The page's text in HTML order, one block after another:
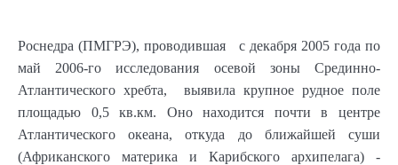
Роснедра (ПМГРЭ), проводившая с декабря 2005 года по
май 2006-го исследования осевой зоны Срединно-
Атлантического хребта, выявила крупное рудное поле
площадью 0,5 кв.км. Оно находится почти в центре
Атлантического океана, откуда до ближайшей суши
(Африканского материка и Карибского архипелага) -